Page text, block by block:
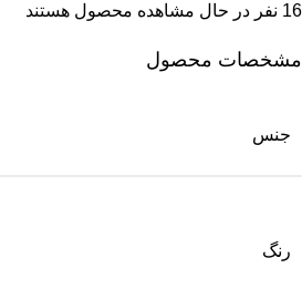
16 نفر در حال مشاهده محصول هستند
مشخصات محصول
جنس
رنگ